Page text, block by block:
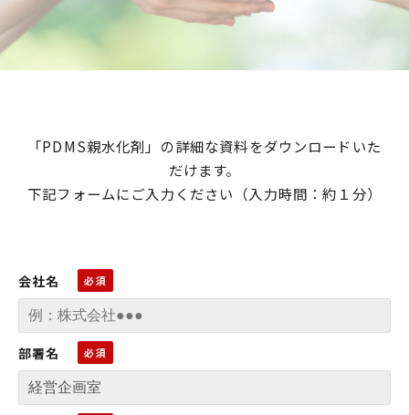
「PDMS親水化剤」の詳細な資料をダウンロードいた
だけます。
下記フォームにご入力ください（入力時間：約１分）
会社名
部署名